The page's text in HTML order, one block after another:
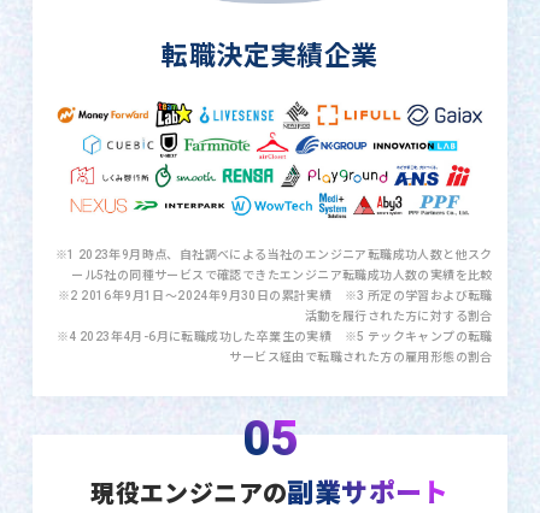
転職決定実績企業
※1 2023年9月時点、自社調べによる当社のエンジニア転職成功人数と他スク
ール5社の同種サービスで確認できたエンジニア転職成功人数の実績を比較
※2 2016年9月1日〜2024年9月30日の累計実績 ※3 所定の学習および転職
活動を履行された方に対する割合
※4 2023年4月-6月に転職成功した卒業生の実績 ※5 テックキャンプの転職
サービス経由で転職された方の雇用形態の割合
05
現役エンジニアの副業サポート